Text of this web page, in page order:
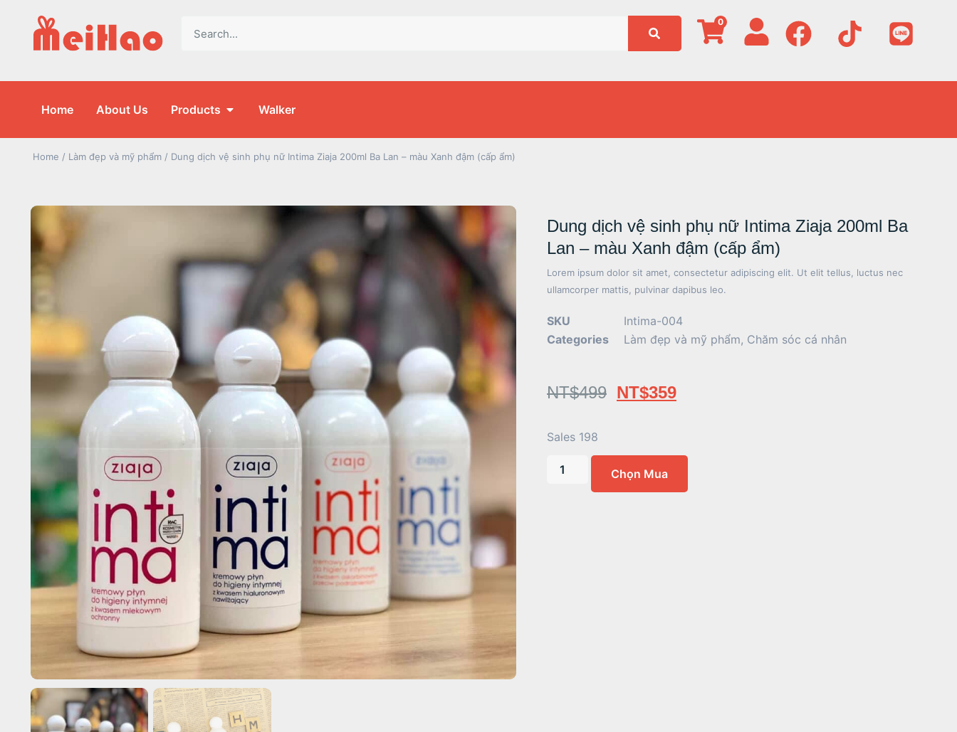
0
Home About Us Products Walker
Home / Làm đẹp và mỹ phẩm / Dung dịch vệ sinh phụ nữ Intima Ziaja 200ml Ba Lan – màu Xanh đậm (cấp ẩm)
Dung dịch vệ sinh phụ nữ Intima Ziaja 200ml Ba
Lan – màu Xanh đậm (cấp ẩm)
Lorem ipsum dolor sit amet, consectetur adipiscing elit. Ut elit tellus, luctus nec
ullamcorper mattis, pulvinar dapibus leo.
SKU
Intima-004
Categories
Làm đẹp và mỹ phẩm, Chăm sóc cá nhân
NT$499 NT$359
Sales 198
Chọn Mua